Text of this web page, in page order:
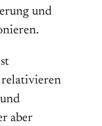
und
relativieren
aber